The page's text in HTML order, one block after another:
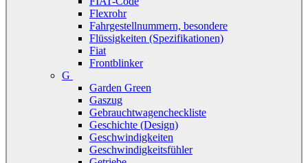
Flexrohr
Fahrgestellnummern, besondere
Flüssigkeiten (Spezifikationen)
Fiat
Frontblinker
G
Garden Green
Gaszug
Gebrauchtwagencheckliste
Geschichte (Design)
Geschwindigkeiten
Geschwindigkeitsfühler